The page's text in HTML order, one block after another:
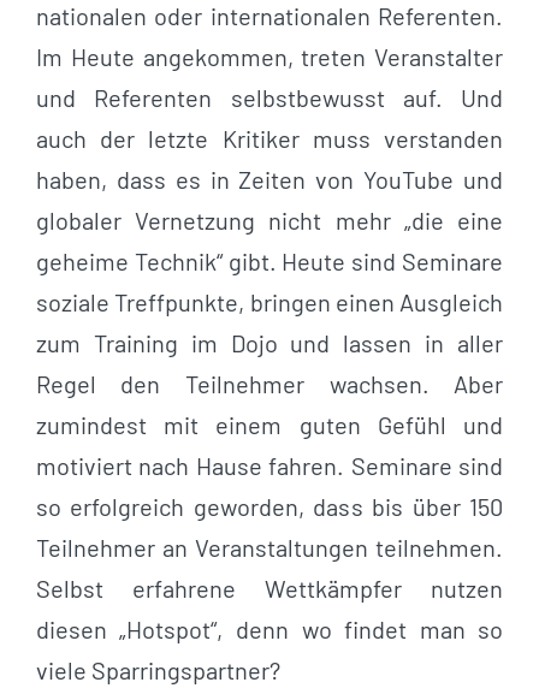
nationalen oder internationalen Referenten.
Im Heute angekommen, treten Veranstalter
und Referenten selbstbewusst auf. Und
auch der letzte Kritiker muss verstanden
haben, dass es in Zeiten von YouTube und
globaler Vernetzung nicht mehr „die eine
geheime Technik“ gibt. Heute sind Seminare
soziale Treffpunkte, bringen einen Ausgleich
zum Training im Dojo und lassen in aller
Regel den Teilnehmer wachsen. Aber
zumindest mit einem guten Gefühl und
motiviert nach Hause fahren. Seminare sind
so erfolgreich geworden, dass bis über 150
Teilnehmer an Veranstaltungen teilnehmen.
Selbst erfahrene Wettkämpfer nutzen
diesen „Hotspot“, denn wo findet man so
viele Sparringspartner?